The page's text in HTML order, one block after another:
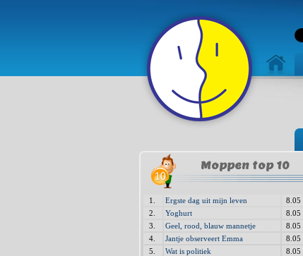
Moppen top 10
1. Ergste dag uit mijn leven
8.05
2.
Yoghurt
8.05
3.
Geel, rood, blauw mannetje
8.05
4.
Jantje observeert Emma
8.05
5.
Wat is politiek
8.05